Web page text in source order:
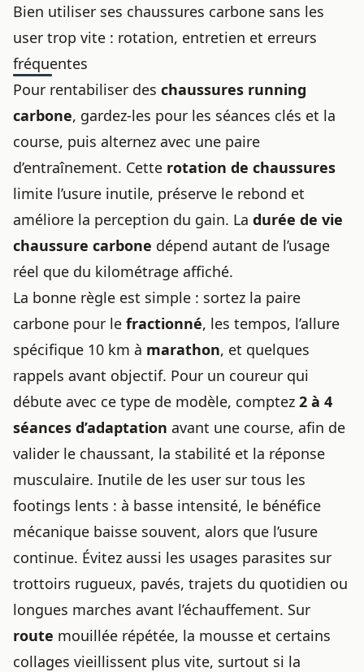
Bien utiliser ses chaussures carbone sans les
user trop vite : rotation, entretien et erreurs
fréquentes
Pour rentabiliser des chaussures running
carbone, gardez-les pour les séances clés et la
course, puis alternez avec une paire
d’entraînement. Cette rotation de chaussures
limite l’usure inutile, préserve le rebond et
améliore la perception du gain. La durée de vie
chaussure carbone dépend autant de l’usage
réel que du kilométrage affiché.
La bonne règle est simple : sortez la paire
carbone pour le fractionné, les tempos, l’allure
spécifique 10 km à marathon, et quelques
rappels avant objectif. Pour un coureur qui
débute avec ce type de modèle, comptez 2 à 4
séances d’adaptation avant une course, afin de
valider le chaussant, la stabilité et la réponse
musculaire. Inutile de les user sur tous les
footings lents : à basse intensité, le bénéfice
mécanique baisse souvent, alors que l’usure
continue. Évitez aussi les usages parasites sur
trottoirs rugueux, pavés, trajets du quotidien ou
longues marches avant l’échauffement. Sur
route mouillée répétée, la mousse et certains
collages vieillissent plus vite, surtout si la